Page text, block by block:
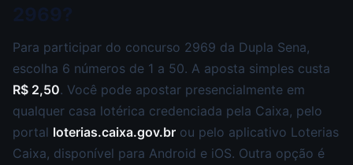
Para participar do concurso 2969 da Dupla Sena,
escolha 6 números de 1 a 50. A aposta simples custa
R$ 2,50. Você pode apostar presencialmente em
qualquer casa lotérica credenciada pela Caixa, pelo
portal loterias.caixa.gov.br ou pelo aplicativo Loterias
Caixa, disponível para Android e iOS. Outra opção é